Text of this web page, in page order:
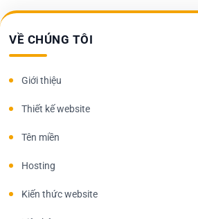
VỀ CHÚNG TÔI
Giới thiệu
Thiết kế website
Tên miền
Hosting
Kiến thức website